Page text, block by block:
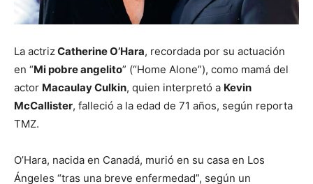
La actrizCatherine O’Hara, recordada por su actuación
en “Mi pobre angelito” (“Home Alone”), como mamá del
actor Macaulay Culkin, quien interpretó a Kevin
McCallister, falleció a la edad de 71 años, según reporta
TMZ.
O’Hara, nacida en Canadá, murió en su casa en Los
Ángeles “tras una breve enfermedad”, según un